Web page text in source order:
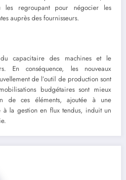
les regroupant pour négocier les
auprès des fournisseurs.
du capacitaire des machines et le
En conséquence, les nouveaux
de l’outil de production sont
budgétaires sont mieux
de ces éléments, ajoutée à une
à la gestion en flux tendus, induit un